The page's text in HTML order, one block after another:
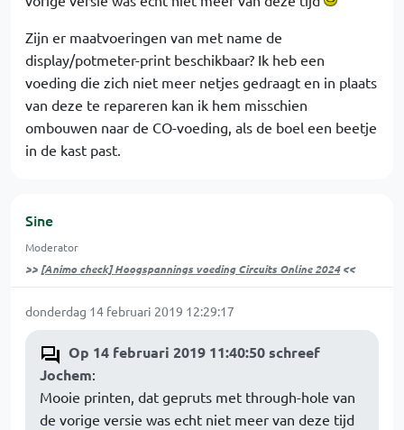
Zijn er maatvoeringen van met name de
display/potmeter-print beschikbaar? Ik heb een
voeding die zich niet meer netjes gedraagt en in plaats
van deze te repareren kan ik hem misschien
ombouwen naar de CO-voeding, als de boel een beetje
in de kast past.
Sine
Moderator
>> [Animo check] Hoogspannings voeding Circuits Online 2024<<
donderdag 14 februari 2019 12:29:17
Op 14 februari 2019 11:40:50 schreef
Jochem:
Mooie printen, dat gepruts met through-hole van
de vorige versie was echt niet meer van deze tijd